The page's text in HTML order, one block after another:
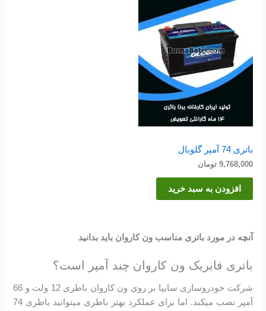
باتری 74 آمپر گلوبال
9,768,000 تومان
افزودن به سبد خرید
آنچه در مورد باتری مناسب ون کاروان باید بدانید
باتری فابریک ون کاروان چند آمپر است؟
شرکت خودروسازی سایپا بر روی ون کاروان باطری 12 ولت و 66
آمپر نصب میکند. اما برای عملکرد بهتر باطری میتوانید باطری 74